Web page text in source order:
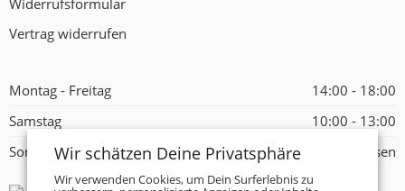
Widerrufsformular
Vertrag widerrufen
Montag - Freitag
14:00 - 18:00
Samstag
10:00 - 13:00
Sonntag
Geschlossen
Wir schätzen Deine Privatsphäre
Wir verwenden Cookies, um Dein Surferlebnis zu